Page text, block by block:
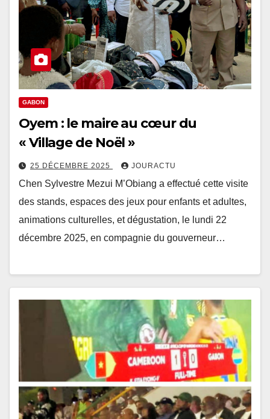
GABON
Oyem : le maire au cœur du
« Village de Noël »
25 DÉCEMBRE 2025 JOURACTU
Chen Sylvestre Mezui M’Obiang a effectué cette visite
des stands, espaces des jeux pour enfants et adultes,
animations culturelles, et dégustation, le lundi 22
décembre 2025, en compagnie du gouverneur…